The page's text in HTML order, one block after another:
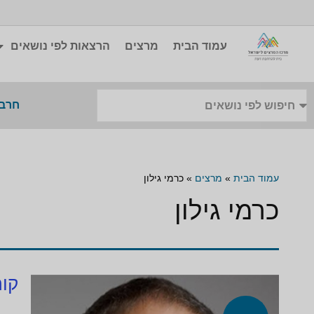
עמוד הבית מרצים הרצאות לפי נושאים
עמוד הבית » מרצים »כרמי גילון
כרמי גילון